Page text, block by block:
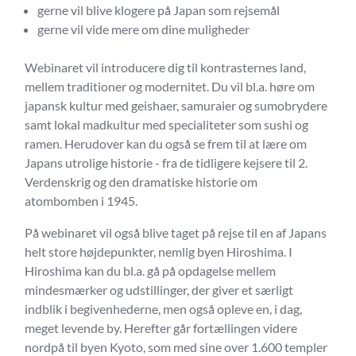
gerne vil blive klogere på Japan som rejsemål
gerne vil vide mere om dine muligheder
Webinaret vil introducere dig til kontrasternes land,
mellem traditioner og modernitet. Du vil bl.a. høre om
japansk kultur med geishaer, samuraier og sumobrydere
samt lokal madkultur med specialiteter som sushi og
ramen. Herudover kan du også se frem til at lære om
Japans utrolige historie - fra de tidligere kejsere til 2.
Verdenskrig og den dramatiske historie om
atombomben i 1945.
På webinaret vil også blive taget på rejse til en af Japans
helt store højdepunkter, nemlig byen Hiroshima. I
Hiroshima kan du bl.a. gå på opdagelse mellem
mindesmærker og udstillinger, der giver et særligt
indblik i begivenhederne, men også opleve en, i dag,
meget levende by. Herefter går fortællingen videre
nordpå til byen Kyoto, som med sine over 1.600 templer